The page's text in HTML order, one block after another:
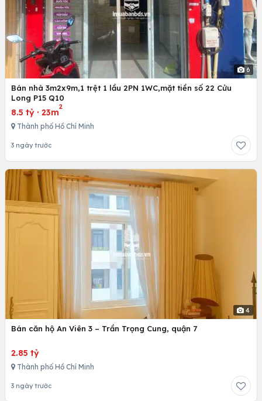
6
Bán nhà 3m2x9m,1 trệt 1 lầu 2PN 1WC,mặt tiền số 22 Cửu
Long P15 Q10
8.5 tỷ · 23m
2
Thành phố Hồ Chí Minh
3 ngày trước
4
Bán căn hộ An Viên 3 – Trần Trọng Cung, quận 7
2.85 tỷ
Thành phố Hồ Chí Minh
3 ngày trước